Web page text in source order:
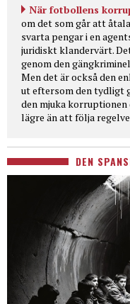
När fotbollens
om det som går att
svarta pengar i en
juridiskt klandervärt.
genom den
Men det är också den
ut eftersom den tydligt
den mjuka
lägre än att följa
DEN